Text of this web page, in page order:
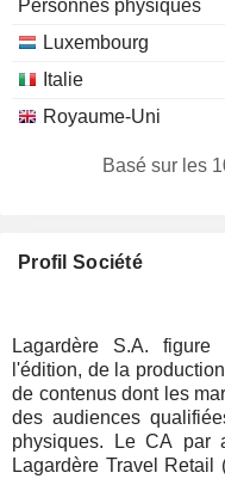
Personnes physiques
Luxembourg
Italie
Royaume-Uni
Basé sur les
Profil Société
Lagardère S.A.
l'édition, de la
de contenus dont les
des audiences
physiques. Le CA par
Lagardère Travel Retail